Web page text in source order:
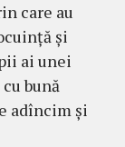
care au
și
ai unei
bună
adîncim și